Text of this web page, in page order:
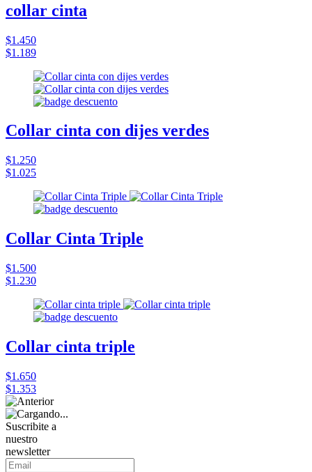
collar cinta
$1.450
$1.189
Collar cinta con dijes verdes
$1.250
$1.025
Collar Cinta Triple
$1.500
$1.230
Collar cinta triple
$1.650
$1.353
Suscribite a
nuestro
newsletter